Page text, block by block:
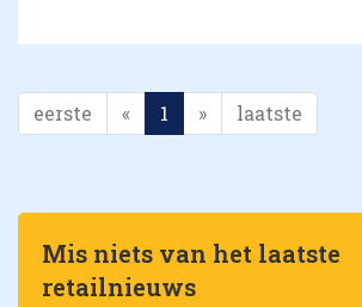
eerste « 1 » laatste
Mis niets van het laatste
retailnieuws